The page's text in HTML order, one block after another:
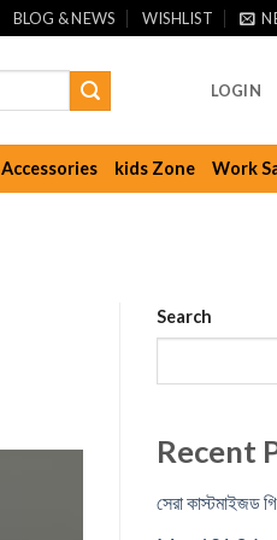
BLOG & NEWS WISHLIST
LOGIN
Accessories kids Zone Work
Search
Recent
সেরা কাস্টমাইজড